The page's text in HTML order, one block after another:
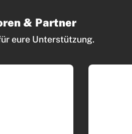
& Partner
eure Unterstützung.